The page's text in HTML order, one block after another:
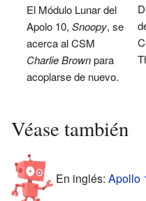
El Módulo Lunar del
Apolo 10, Snoopy, se
acerca al CSM
Charlie Brownpara
acoplarse de nuevo.
Véase también
En inglés: Apollo